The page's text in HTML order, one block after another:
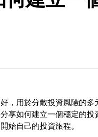
，用於分散投資風險的多
享如何建立一個穩定的投
始自己的投資旅程。